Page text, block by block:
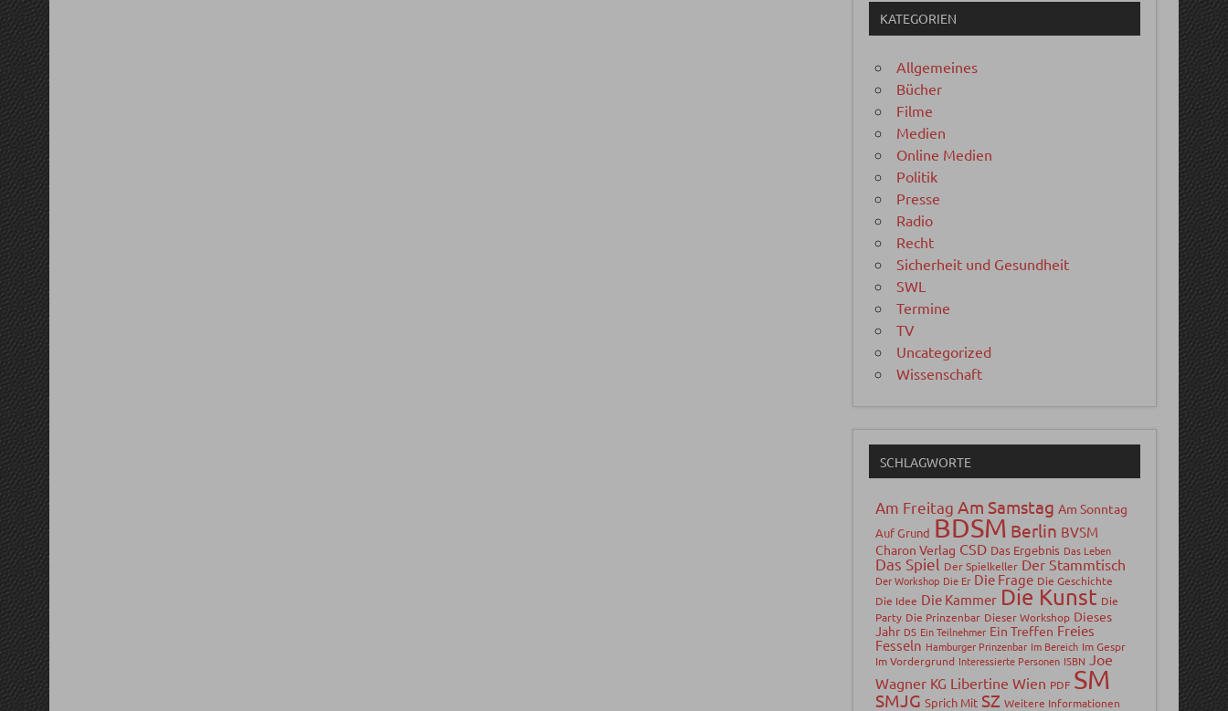
KATEGORIEN
Allgemeines
Bücher
Filme
Medien
Online Medien
Politik
Presse
Radio
Recht
Sicherheit und Gesundheit
SWL
Termine
TV
Uncategorized
Wissenschaft
SCHLAGWORTE
Am Freitag Am Samstag Am Sonntag
Auf Grund BDSM Berlin BVSM
Charon Verlag CSD Das Ergebnis Das Leben
Das Spiel Der Spielkeller Der Stammtisch
Der Workshop Die Er Die Frage Die Geschichte
Die Idee Die Kammer Die Kunst Die
Party Die Prinzenbar Dieser Workshop Dieses
Jahr DS Ein Teilnehmer Ein Treffen Freies
Fesseln Hamburger Prinzenbar Im Bereich Im Gespr
Im Vordergrund Interessierte Personen ISBN
Joe
Wagner KG Libertine Wien PDF SM
SMJG Sprich Mit SZ Weitere Informationen